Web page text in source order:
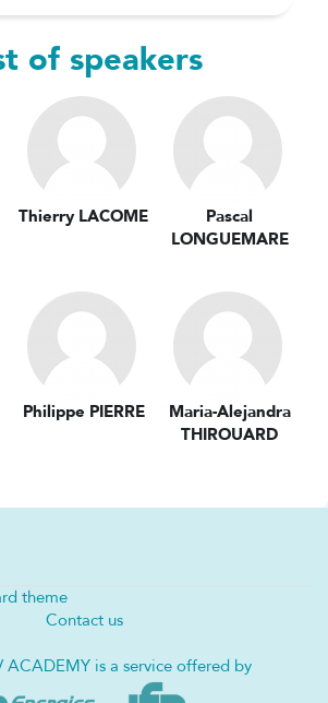
of speakers
Thierry LACOME
Pascal
LONGUEMARE
Philippe PIERRE
Maria-Alejandra
THIROUARD
theme
Contact us
ACADEMY is a service offered by